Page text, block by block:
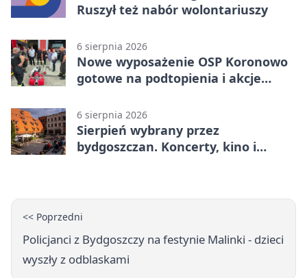
Ruszył też nabór wolontariuszy
6 sierpnia 2026
Nowe wyposażenie OSP Koronowo
gotowe na podtopienia i akcje
6 sierpnia 2026
Sierpień wybrany przez
bydgoszczan. Koncerty, kino i
<< Poprzedni
Policjanci z Bydgoszczy na festynie Malinki - dzieci
wyszły z odblaskami